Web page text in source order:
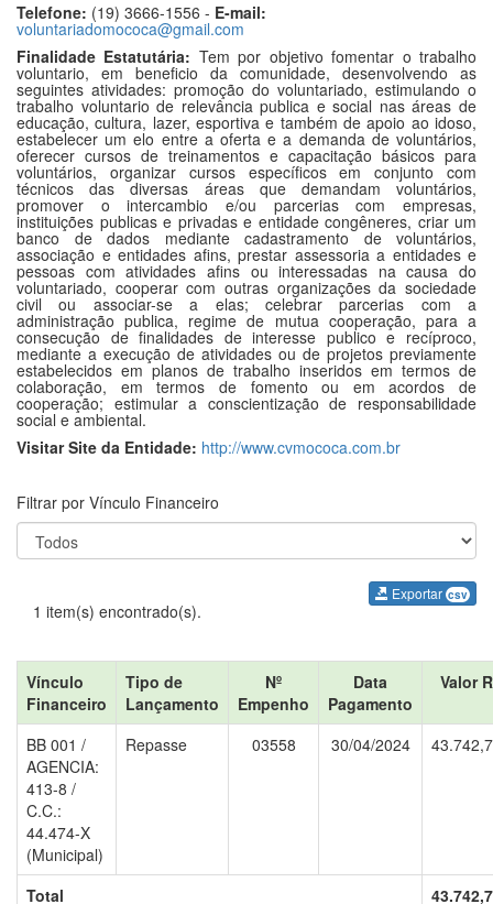
Telefone: (19) 3666-1556 - E-mail:
voluntariadomococa@gmail.com
Finalidade Estatutária: Tem por objetivo fomentar o trabalho
voluntario, em beneficio da comunidade, desenvolvendo as
seguintes atividades: promoção do voluntariado, estimulando o
trabalho voluntario de relevância publica e social nas áreas de
educação, cultura, lazer, esportiva e também de apoio ao idoso,
estabelecer um elo entre a oferta e a demanda de voluntários,
oferecer cursos de treinamentos e capacitação básicos para
voluntários, organizar cursos específicos em conjunto com
técnicos das diversas áreas que demandam voluntários,
promover o intercambio e/ou parcerias com empresas,
instituições publicas e privadas e entidade congêneres, criar um
banco de dados mediante cadastramento de voluntários,
associação e entidades afins, prestar assessoria a entidades e
pessoas com atividades afins ou interessadas na causa do
voluntariado, cooperar com outras organizações da sociedade
civil ou associar-se a elas; celebrar parcerias com a
administração publica, regime de mutua cooperação, para a
consecução de finalidades de interesse publico e recíproco,
mediante a execução de atividades ou de projetos previamente
estabelecidos em planos de trabalho inseridos em termos de
colaboração, em termos de fomento ou em acordos de
cooperação; estimular a conscientização de responsabilidade
social e ambiental.
Visitar Site da Entidade: http://www.cvmococa.com.br
Filtrar por Vínculo Financeiro
Exportar csv
1 item(s) encontrado(s).
Vínculo
Financeiro
Tipo de
Lançamento
Nº
Empenho
Data
Pagamento
Valor
BB 001 /
AGENCIA:
413-8 /
C.C.:
44.474-X
(Municipal)
Repasse 03558 30/04/2024
Total